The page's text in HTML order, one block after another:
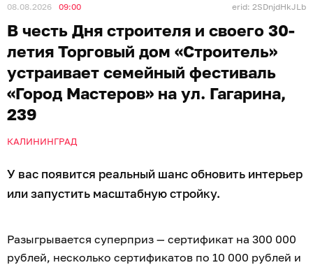
08.08.2026 09:00 erid: 2SDnjdHkJLb
В честь Дня строителя и своего 30-
летия Торговый дом «Строитель»
устраивает семейный фестиваль
«Город Мастеров» на ул. Гагарина,
239
КАЛИНИНГРАД
У вас появится реальный шанс обновить интерьер
или запустить масштабную стройку.
Разыгрывается суперприз — сертификат на 300 000
рублей, несколько сертификатов по 10 000 рублей и